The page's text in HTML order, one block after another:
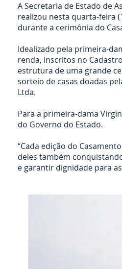
A Secretaria de Estado de
realizou nesta quarta-feira
durante a cerimônia do
Idealizado pela primeira-
renda, inscritos no
estrutura de uma grande
sorteio de casas doadas
Ltda.
Para a primeira-dama
do Governo do Estado.
“Cada edição do
deles também
e garantir dignidade para